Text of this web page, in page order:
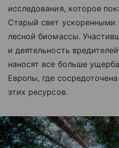
исследования, которое
Старый свет ускоренными
лесной биомассы.
и деятельность
наносят все больше
Европы, где
этих ресурсов.